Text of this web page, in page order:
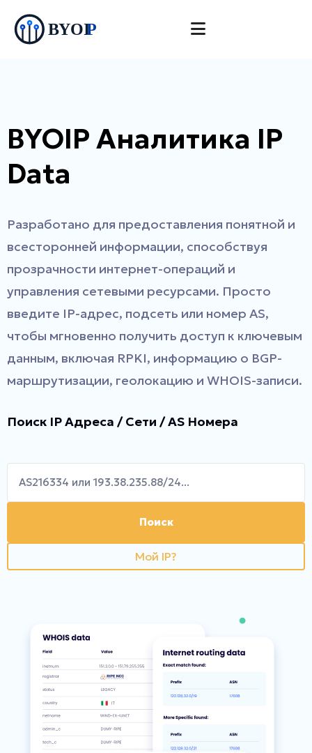
BYOIP Аналитика IP
Data
Разработано для предоставления понятной и
всесторонней информации, способствуя
прозрачности интернет-операций и
управления сетевыми ресурсами. Просто
введите IP-адрес, подсеть или номер AS,
чтобы мгновенно получить доступ к ключевым
данным, включая RPKI, информацию о BGP-
маршрутизации, геолокацию и WHOIS-записи.
Поиск IP Адреса / Сети / AS Номера
Поиск
Мой IP?